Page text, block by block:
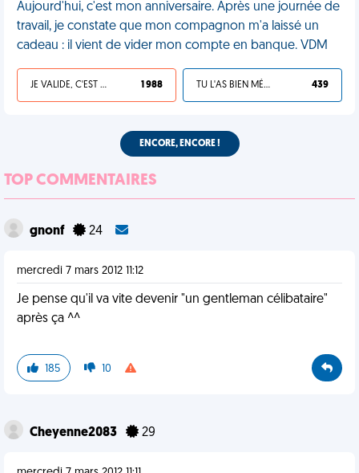
Aujourd'hui, c'est mon anniversaire. Après une journée de
travail, je constate que mon compagnon m'a laissé un
cadeau : il vient de vider mon compte en banque. VDM
JE VALIDE, C'EST UNE VDM 1 988 TU L'AS BIEN MÉRITÉ 439
ENCORE, ENCORE !
TOP COMMENTAIRES
gnonf 24
mercredi 7 mars 2012 11:12
Je pense qu'il va vite devenir "un gentleman célibataire"
après ça ^^
185 10
Cheyenne2083 29